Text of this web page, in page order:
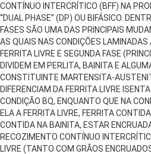
CONTÍNUO INTERCRÍTICO (BFF) NA
“DUAL PHASE” (DP) OU BIFÁSICO.
FASES SÃO UMA DAS PRINCIPAIS
AS QUAIS NAS CONDIÇÕES LAMINADAS
FERRITA LIVRE E SEGUNDA FASE
DIVIDEM EM PERLITA, BAINITA E
CONSTITUINTE MARTENSITA-
DIFERENCIAM DA FERRITA LIVRE
CONDIÇÃO BQ, ENQUANTO QUE NA
ELA A FERRITA LIVRE, FERRITA
CONTIDA NA BAINITA, ESTAR
RECOZIMENTO CONTÍNUO
LIVRE (TANTO COM GRÃOS